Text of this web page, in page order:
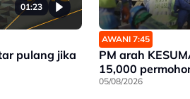
01:23
pulang jika
AWANI 7:45
PM arah
15,000
05/08/2026